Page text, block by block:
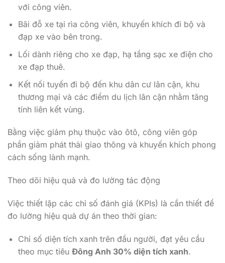
với công viên.
Bãi đỗ xe tại rìa công viên, khuyến khích đi bộ và
đạp xe vào bên trong.
Lối dành riêng cho xe đạp, hạ tầng sạc xe điện cho
xe đạp thuê.
Kết nối tuyến đi bộ đến khu dân cư lân cận, khu
thương mại và các điểm du lịch lân cận nhằm tăng
tính liên kết vùng.
Bằng việc giảm phụ thuộc vào ôtô, công viên góp
phần giảm phát thải giao thông và khuyến khích phong
cách sống lành mạnh.
Theo dõi hiệu quả và đo lường tác động
Việc thiết lập các chỉ số đánh giá (KPIs) là cần thiết để
đo lường hiệu quả dự án theo thời gian:
Chỉ số diện tích xanh trên đầu người, đạt yêu cầu
theo mục tiêu Đông Anh 30% diện tích xanh.